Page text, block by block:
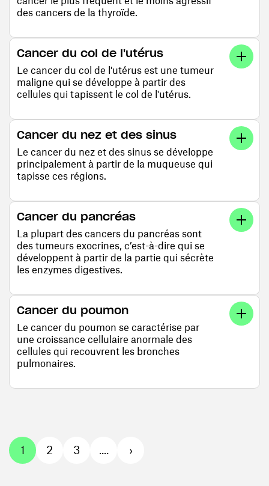
des cancers de la thyroïde.
Cancer du col de l'utérus
Le cancer du col de l'utérus est une tumeur
maligne qui se développe à partir des
cellules qui tapissent le col de l'utérus.
Cancer du nez et des sinus
Le cancer du nez et des sinus se développe
principalement à partir de la muqueuse qui
tapisse ces régions.
Cancer du pancréas
La plupart des cancers du pancréas sont
des tumeurs exocrines, c’est-à-dire qui se
développent à partir de la partie qui sécrète
les enzymes digestives.
Cancer du poumon
Le cancer du poumon se caractérise par
une croissance cellulaire anormale des
cellules qui recouvrent les bronches
pulmonaires.
1 2 3 .... ›